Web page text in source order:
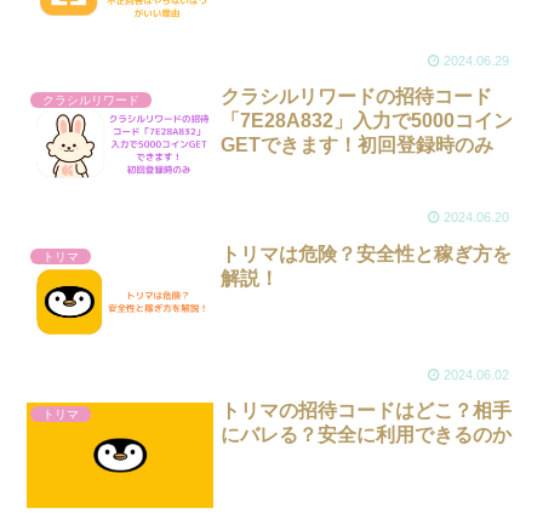
2024.06.29
クラシルリワード
クラシルリワードの招待コード
「7E28A832」入力で5000コイン
GETできます！初回登録時のみ
2024.06.20
トリマ
トリマは危険？安全性と稼ぎ方を
解説！
2024.06.02
トリマ
トリマの招待コードはどこ？相手
にバレる？安全に利用できるのか